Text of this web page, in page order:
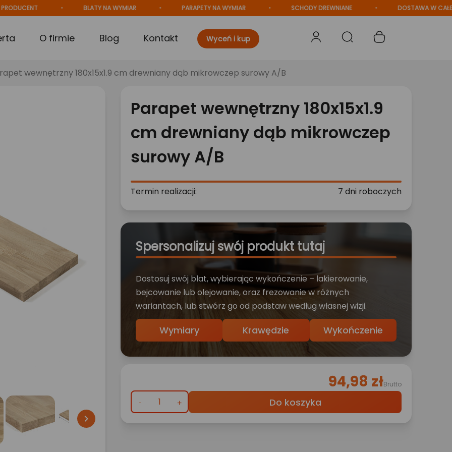
BLATY NA WYMIAR PARAPETY NA WYMIAR SCHODY DREWNIANE DOSTAWA W CAŁEJ
O firmie Blog Kontakt Wyceń i kup
wewnętrzny 180x15x1.9 cm drewniany dąb mikrowczep surowy A/B

Parapet wewnętrzny 180x15x1.9
cm drewniany dąb mikrowczep
surowy A/B
Termin realizacji: 7 dni roboczych
Spersonalizuj swój produkt tutaj
Dostosuj swój blat, wybierając wykończenie – lakierowanie,
bejcowanie lub olejowanie, oraz frezowanie w różnych
wariantach, lub stwórz go od podstaw według własnej wizji.
Wymiary Krawędzie Wykończenie
94,98 złBrutto
Do koszyka